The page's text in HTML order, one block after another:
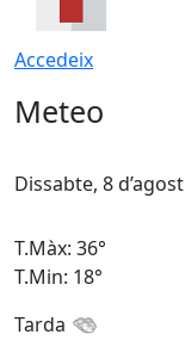
Accedeix
Meteo
Dissabte, 8 d’agost
T.Màx: 36°
T.Min: 18°
Tarda